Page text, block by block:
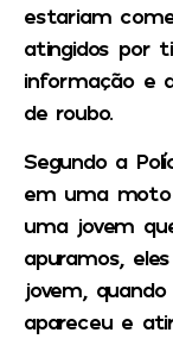
estariam
atingidos por
informação e
de roubo.
Segundo a
em uma
uma jovem
apuramos,
jovem,
apareceu e